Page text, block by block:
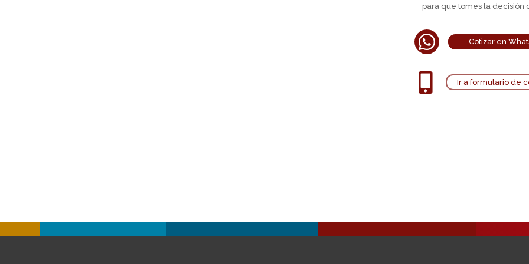
para que tomes la decisión
 Cotizar en
 Ir a formulario de